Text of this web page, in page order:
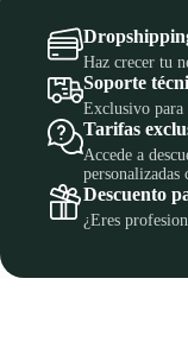
Haz crecer tu
Soporte
Exclusivo para
Tarifas
Accede a
personalizadas
Descuento
¿Eres